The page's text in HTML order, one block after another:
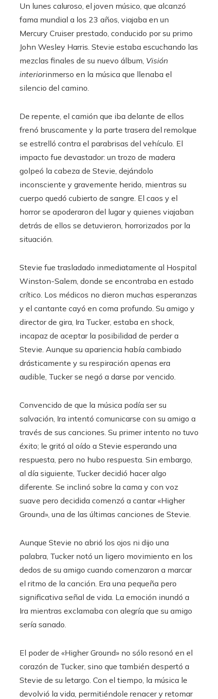
Un lunes caluroso, el joven músico, que alcanzó
fama mundial a los 23 años, viajaba en un
Mercury Cruiser prestado, conducido por su primo
John Wesley Harris. Stevie estaba escuchando las
mezclas finales de su nuevo álbum, Visión
interiorinmerso en la música que llenaba el
silencio del camino.
De repente, el camión que iba delante de ellos
frenó bruscamente y la parte trasera del remolque
se estrelló contra el parabrisas del vehículo. El
impacto fue devastador: un trozo de madera
golpeó la cabeza de Stevie, dejándolo
inconsciente y gravemente herido, mientras su
cuerpo quedó cubierto de sangre. El caos y el
horror se apoderaron del lugar y quienes viajaban
detrás de ellos se detuvieron, horrorizados por la
situación.
Stevie fue trasladado inmediatamente al Hospital
Winston-Salem, donde se encontraba en estado
crítico. Los médicos no dieron muchas esperanzas
y el cantante cayó en coma profundo. Su amigo y
director de gira, Ira Tucker, estaba en shock,
incapaz de aceptar la posibilidad de perder a
Stevie. Aunque su apariencia había cambiado
drásticamente y su respiración apenas era
audible, Tucker se negó a darse por vencido.
Convencido de que la música podía ser su
salvación, Ira intentó comunicarse con su amigo a
través de sus canciones. Su primer intento no tuvo
éxito; le gritó al oído a Stevie esperando una
respuesta, pero no hubo respuesta. Sin embargo,
al día siguiente, Tucker decidió hacer algo
diferente. Se inclinó sobre la cama y con voz
suave pero decidida comenzó a cantar «Higher
Ground», una de las últimas canciones de Stevie.
Aunque Stevie no abrió los ojos ni dijo una
palabra, Tucker notó un ligero movimiento en los
dedos de su amigo cuando comenzaron a marcar
el ritmo de la canción. Era una pequeña pero
significativa señal de vida. La emoción inundó a
Ira mientras exclamaba con alegría que su amigo
sería sanado.
El poder de «Higher Ground» no sólo resonó en el
corazón de Tucker, sino que también despertó a
Stevie de su letargo. Con el tiempo, la música le
devolvió la vida, permitiéndole renacer y retomar